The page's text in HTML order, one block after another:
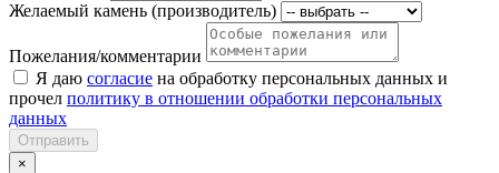
Желаемый камень (производитель)
Пожелания/комментарии
Я даю согласие на обработку персональных данных и
прочел политику в отношении обработки персональных
данных
Отправить
×